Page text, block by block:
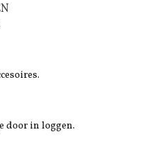
door in loggen.